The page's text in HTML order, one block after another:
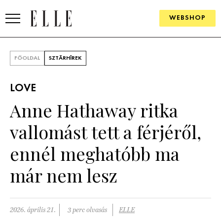
WEBSHOP
SZÉPSÉG
PSZICHÉ
PÁRKAPCSOLAT
FŐOLDAL SZTÁRHÍREK
LOVE
Anne Hathaway ritka
vallomást tett a férjéről,
ennél meghatóbb ma
már nem lesz
2026. április 21. 3 perc olvasás ELLE